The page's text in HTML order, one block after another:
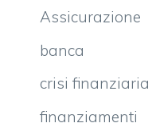
Assicurazione
banca
crisi finanziaria
finanziamenti